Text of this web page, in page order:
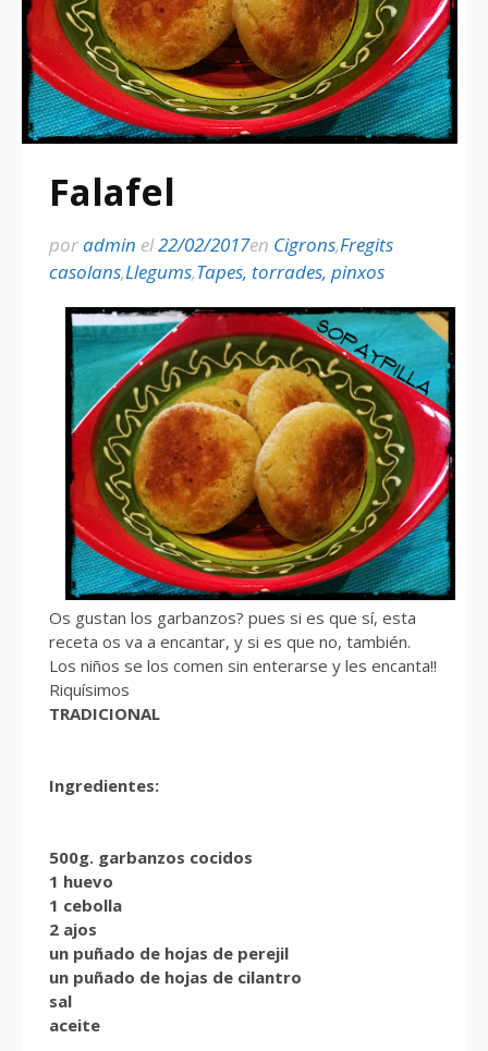
Falafel
poradmin el22/02/2017en Cigrons,Fregits
casolans,Llegums,Tapes, torrades, pinxos
Os gustan los garbanzos? pues si es que sí, esta
receta os va a encantar, y si es que no, también.
Los niños se los comen sin enterarse y les encanta!!
Riquísimos
TRADICIONAL
Ingredientes:
500g. garbanzos cocidos
1 huevo
1 cebolla
2 ajos
un puñado de hojas de perejil
un puñado de hojas de cilantro
sal
aceite